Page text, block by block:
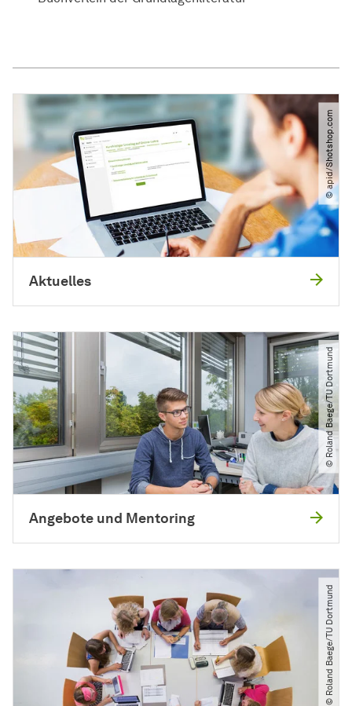
© apid​/​Shotshop.com
Aktuelles
© Roland Baege​/​TU Dortmund
Angebote und Mentoring
© Roland Baege​/​TU Dortmund